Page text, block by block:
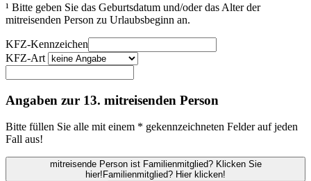
¹ Bitte geben Sie das Geburtsdatum und/oder das Alter der
mitreisenden Person zu Urlaubsbeginn an.
KFZ-Kennzeichen
KFZ-Art
Angaben zur 13. mitreisenden Person
Bitte füllen Sie alle mit einem * gekennzeichneten Felder auf jeden
Fall aus!
mitreisende Person ist Familienmitglied? Klicken Sie
hier! Familienmitglied? Hier klicken!